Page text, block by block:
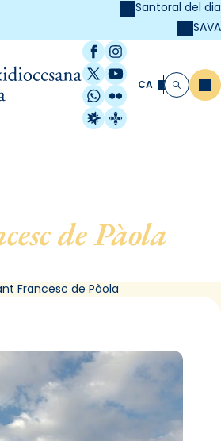
Santoral del dia
SAVA
Facebook
Instagram
X / Twitter
YouTube
WhatsApp
Flickr
Radio Estel
Catalunya
CA Cerca
de Pàola
Francesc de Pàola